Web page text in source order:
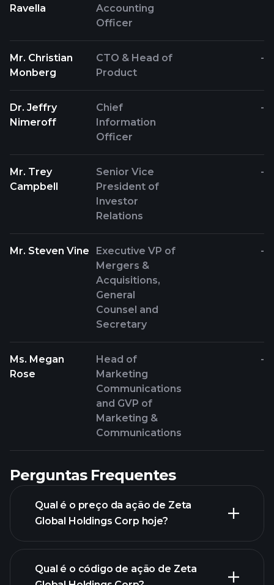
Ravella
Accounting
Officer
Mr. Christian
Monberg
CTO & Head of
Product
-
Dr. Jeffry
Nimeroff
Chief
Information
Officer
-
Mr. Trey
Campbell
Senior Vice
President of
Investor
Relations
-
Mr. Steven Vine
Executive VP of
Mergers &
Acquisitions,
General
Counsel and
Secretary
-
Ms. Megan
Rose
Head of
Marketing
Communications
and GVP of
Marketing &
Communications
-
Perguntas Frequentes
Qual é o preço da ação de Zeta
Global Holdings Corp hoje?
Qual é o código de ação de Zeta